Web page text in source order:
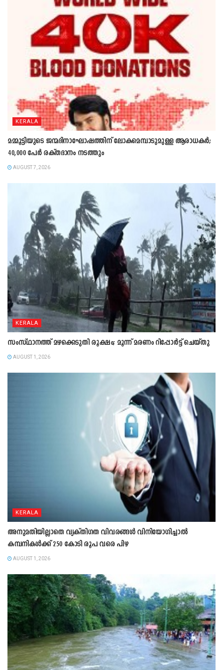
KERALA
മമ്മൂട്ടിയുടെ ജന്മദിനാഘോഷത്തിന് ലോകമെമ്പാടുമുള്ള ആരാധകർ;
40,000 പേർ രക്തദാനം നടത്തും
AUGUST 7, 2026
KERALA
സംസ്ഥാനത്ത് മഴക്കെടുതി രൂക്ഷം; മൂന്ന് മരണം റിപ്പോർട്ട് ചെയ്തു
AUGUST 1, 2026
KERALA
അനുമതിയില്ലാതെ വ്യക്തിഗത വിവരങ്ങൾ വിനിയോഗിച്ചാൽ
കമ്പനികൾക്ക് 250 കോടി രൂപ വരെ പിഴ
AUGUST 1, 2026